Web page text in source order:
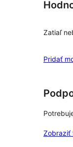
Zatiaľ
Pridať
Zobraziť